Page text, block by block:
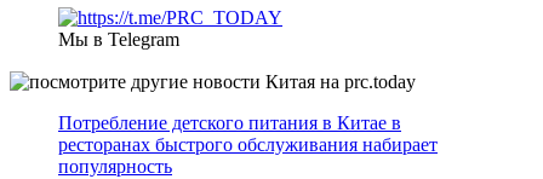
Мы в Telegram
Потребление детского питания в Китае в
ресторанах быстрого обслуживания набирает
популярность